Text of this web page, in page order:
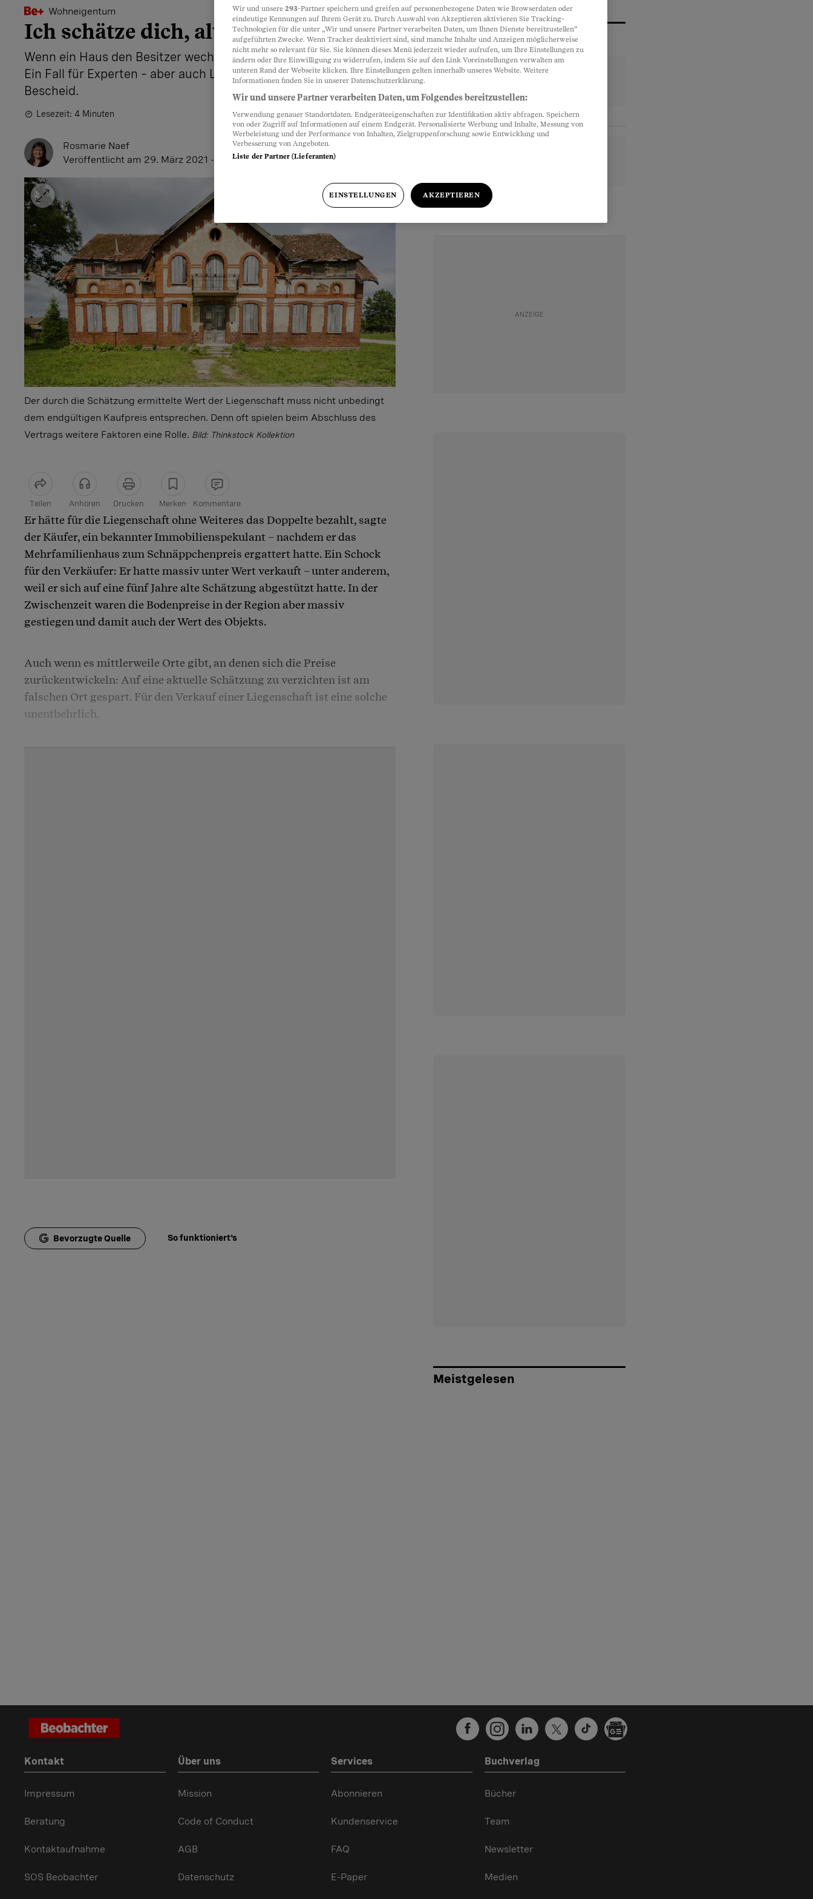
Wohneigentum
Ich schätze dich, altes Haus
Wenn ein Haus den Besitzer wechselt, wird eine Schätzung nötig.
Ein Fall für Experten – aber auch Laien wissen mit Vorteil
Bescheid.
Lesezeit: 4 Minuten
Rosmarie Naef
Veröffentlicht am 29. März 2021 - 07:01 Uhr
Der durch die Schätzung ermittelte Wert der Liegenschaft muss nicht unbedingt
dem endgültigen Kaufpreis entsprechen. Denn oft spielen beim Abschluss des
Vertrags weitere Faktoren eine Rolle. Bild: Thinkstock Kollektion
Teilen Anhören Drucken Merken Kommentare
Artikel teilen
Er hätte für die Liegenschaft ohne Weiteres das Doppelte bezahlt, sagte
der Käufer, ein bekannter Immobilienspekulant – nachdem er das
Mehrfamilienhaus zum Schnäppchenpreis ergattert hatte. Ein Schock
für den Verkäufer: Er hatte massiv unter Wert verkauft – unter anderem,
weil er sich auf eine fünf Jahre alte Schätzung abgestützt hatte. In der
Zwischenzeit waren die Bodenpreise in der Region aber massiv
gestiegen und damit auch der Wert des Objekts.
Auch wenn es mittlerweile Orte gibt, an denen sich die Preise
zurückentwickeln: Auf eine aktuelle Schätzung zu verzichten ist am
falschen Ort gespart. Für den Verkauf einer Liegenschaft ist eine solche
unentbehrlich.
Bevorzugte Quelle So funktioniert's
Partnerinhalte
Meistgelesen
Kontakt
Impressum
Beratung
Kontaktaufnahme
SOS Beobachter
Über uns
Mission
Code of Conduct
AGB
Datenschutz
Services
Abonnieren
Kundenservice
FAQ
E-Paper
Buchverlag
Bücher
Team
Newsletter
Medien
Wir und unsere 293-Partner speichern und greifen auf personenbezogene Daten wie Browserdaten oder
eindeutige Kennungen auf Ihrem Gerät zu. Durch Auswahl von Akzeptieren aktivieren Sie Tracking-
Technologien für die unter „Wir und unsere Partner verarbeiten Daten, um Ihnen Dienste bereitzustellen“
aufgeführten Zwecke. Wenn Tracker deaktiviert sind, sind manche Inhalte und Anzeigen möglicherweise
nicht mehr so relevant für Sie. Sie können dieses Menü jederzeit wieder aufrufen, um Ihre Einstellungen zu
ändern oder Ihre Einwilligung zu widerrufen, indem Sie auf den Link Voreinstellungen verwalten am
unteren Rand der Webseite klicken. Ihre Einstellungen gelten innerhalb unseres Website. Weitere
Informationen finden Sie in unserer Datenschutzerklärung.
Wir und unsere Partner verarbeiten Daten, um Folgendes bereitzustellen:
Verwendung genauer Standortdaten. Endgeräteeigenschaften zur Identifikation aktiv abfragen. Speichern
von oder Zugriff auf Informationen auf einem Endgerät. Personalisierte Werbung und Inhalte, Messung von
Werbeleistung und der Performance von Inhalten, Zielgruppenforschung sowie Entwicklung und
Verbesserung von Angeboten.
Liste der Partner (Lieferanten)
EINSTELLUNGEN AKZEPTIEREN